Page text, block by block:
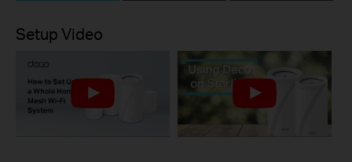
Setup Video